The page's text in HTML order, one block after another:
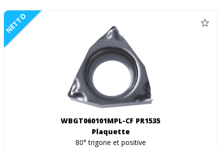
NETTO
WBGT060101MPL-CF PR1535
Plaquette
80° trigone et positive